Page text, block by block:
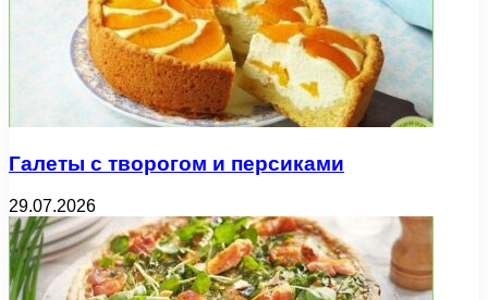
Галеты с творогом и персиками
29.07.2026